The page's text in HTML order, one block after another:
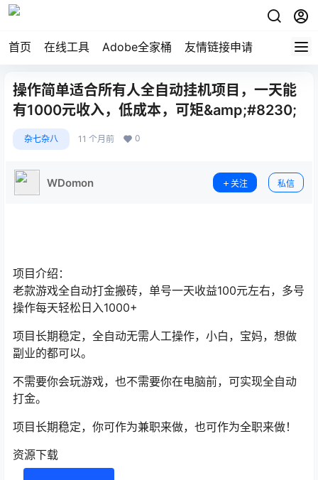
首页 在线工具 Adobe全家桶 友情链接申请
操作简单适合所有人全自动挂机项目，一天能
有1000元收入，低成本，可矩&amp;#8230;
杂七杂八 11 个月前 0
WDomon 关注 私信
项目介绍：
老款游戏全自动打金搬砖，单号一天收益100元左右，多号
操作每天轻松日入1000+
项目长期稳定，全自动无需人工操作，小白，宝妈，想做
副业的都可以。
不需要你会玩游戏，也不需要你在电脑前，可实现全自动
打金。
项目长期稳定，你可作为兼职来做，也可作为全职来做！
资源下载